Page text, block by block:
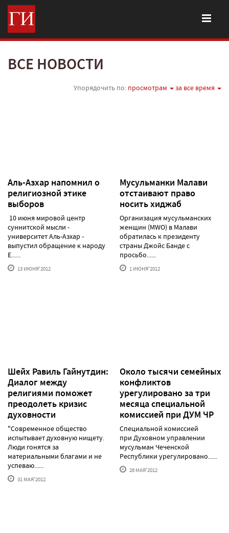
ВСЕ НОВОСТИ
Упорядочить по: просмотрам за все время
Аль-Азхар напомнил о
религиозной этике
выборов
10 июня мировой центр
суннитской мысли -
университет Аль-Азхар -
выпустил обращение к народу
Е......
13 ИЮНЯ'2012
Мусульманки Малави
отстаивают право
носить хиджаб
Организация мусульманских
женщин (MWO) в Малави
обратилась к президенту
страны Джойс Банде с
просьбо......
1 ИЮНЯ'2012
Шейх Равиль Гайнутдин:
Диалог между
религиями поможет
преодолеть кризис
духовности
"Современное общество
испытывает духовную нищету.
Люди гонятся за
материальными благами и не
успеваю......
31 МАЯ'2012
Около тысячи семейных
конфликтов
урегулировано за три
месяца специальной
комиссией при ДУМ ЧР
Специальной комиссией
при Духовном управлении
мусульман Чеченской
Республики урегулировано......
26 МАЯ'2012